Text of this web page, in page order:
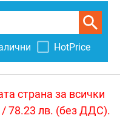
HotPrice
страна за всички
/ 78.23 лв. (без ДДС).